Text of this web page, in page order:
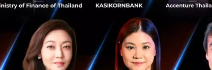
ภูมิอากาศ เหล่านี้ล้วนเป็นสิ่งที่ผู้ได้รับรางวัลในปี
ความก้าวหน้าด้านการประมวลผลภาษาธรรมชา
เชื่อถือได้ มาปรับใช้เพื่อช่วยคาดการณ์ผลลัพธ์ทา
ความอัตโนมัติมากขึ้น และขับเคลื่อนประสิทธิภา
สตรีเหล่านี้เพิ่มเติมได้ที่ https://www.ibm.com/